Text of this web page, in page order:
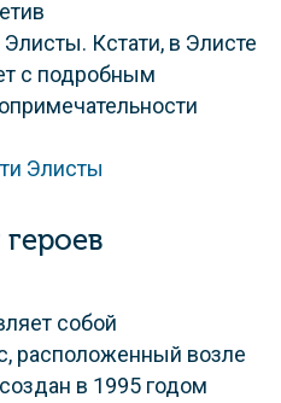
Кстати, в Элисте
с подробным
собой
расположенный возле
в 1995 годом